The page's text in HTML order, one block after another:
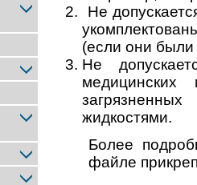
Не
(если они
Не
медицинских
жидкостями.
Более
файле